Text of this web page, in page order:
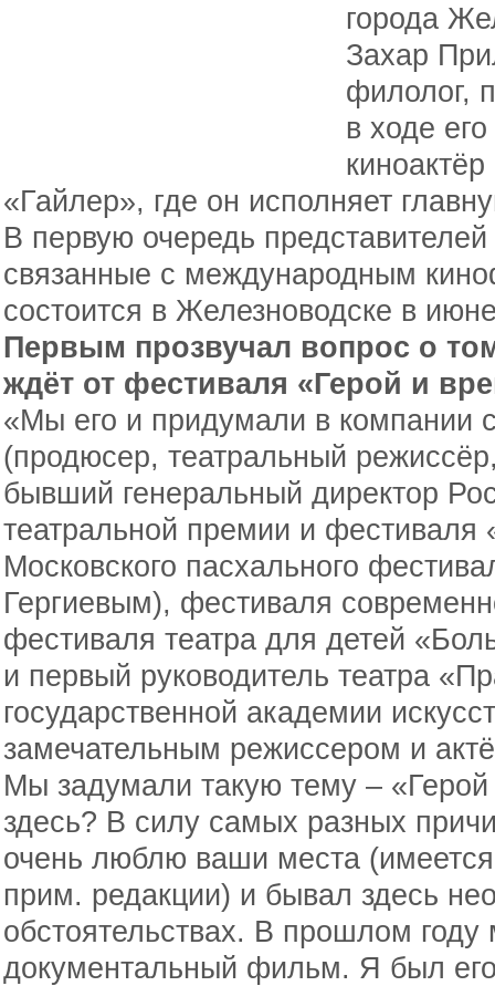
города
Захар
филолог,
в ходе
«Гайлер», где он исполняет
В первую очередь
связанные с международным
состоится в Железноводске в
Первым прозвучал вопрос о
ждёт от фестиваля «Герой и
«Мы его и придумали в компании
(продюсер, театральный
бывший генеральный директор
театральной премии и фестиваля
Московского пасхального
Гергиевым), фестиваля
фестиваля театра для детей
и первый руководитель театра
государственной академии
замечательным режиссером и
Мы задумали такую тему –
здесь? В силу самых разных
очень люблю ваши места
прим. редакции) и бывал здесь
обстоятельствах. В прошлом
документальный фильм. Я был